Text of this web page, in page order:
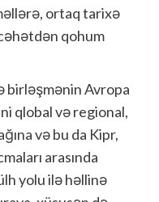
ortaq tarixə
qohum
birləşmənin Avropa
qlobal və regional,
və bu da Kipr,
arasında
yolu ilə həllinə